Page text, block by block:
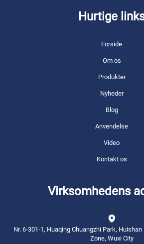
Hurtige
Forside
Om os
Produkter
Nyheder
Blog
Anvendelse
Video
Kontakt os
Virksomhedens
Nr. 6-301-1, Huaqing Chuangzhi Park,
Zone, Wuxi City